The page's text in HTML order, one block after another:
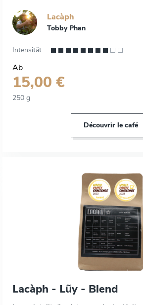
Lacàph
Tobby Phan
Intensität
Ab
15,00 €
250 g
Découvrir le café
Lacàph - Lũy - Blend